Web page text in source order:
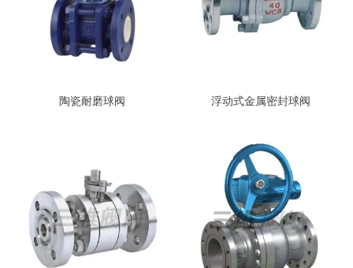
陶瓷耐磨球阀 浮动式金属密封球阀